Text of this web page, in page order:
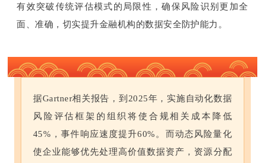
有效突破传统评估模式的局限性，确保风险识别更加全
面、准确，切实提升金融机构的数据安全防护能力。
据Gartner相关报告，到2025年，实施自动化数据
风险评估框架的组织将使合规相关成本降低
45%，事件响应速度提升60%。而动态风险量化
使企业能够优先处理高价值数据资产，资源分配